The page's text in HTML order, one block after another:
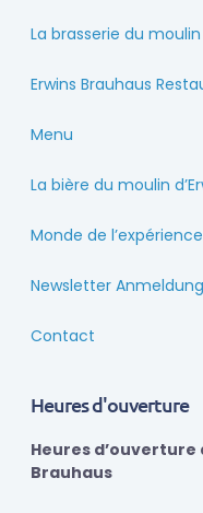
La brasserie du moulin
Erwins Brauhaus
Menu
La bière du moulin
Monde de l’expérience
Newsletter Anmeldung
Contact
Heures d'ouverture
Heures
Brauhaus